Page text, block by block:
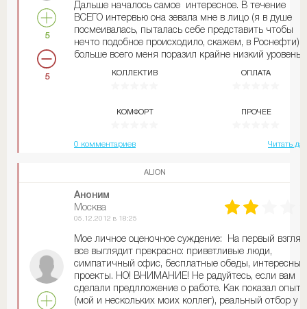
5
5
Дальше началось самое интересное. В течение
ВСЕГО интервью она зевала мне в лицо (я в душе
посмеивалась, пыталась себе представить чтобы
нечто подобное происходило, скажем, в Роснефти).
больше всего меня поразил крайне низкий уровень
из какого-то Мухосранска и вообразила себя пупом
конторе. Я это написала, не для того, чтобы кого-то
Мало того, что офис расположен у черта на
так еще и от метро идти ооочень далеко. Всем
Повеселили))
КОЛЛЕКТИВ
КОМФОРТ
ОПЛАТА
ПРОЧЕЕ
0 комментариев Читать
ALION
Аноним
Москва
05.12.2012 в 18:25
Мое личное оценочное суждение: На первый взгляд
все выглядит прекрасно: приветливые люди,
симпатичный офис, бесплатные обеды, интересные
проекты. НО! ВНИМАНИЕ! Не радуйтесь, если вам
сделали предлложение о работе. Как показал опыт
(мой и нескольких моих коллег), реальный отбор у